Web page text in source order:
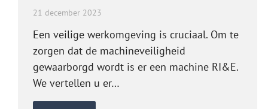
21 december 2023
Een veilige werkomgeving is cruciaal. Om te
zorgen dat de machineveiligheid
gewaarborgd wordt is er een machine RI&E.
We vertellen u er…